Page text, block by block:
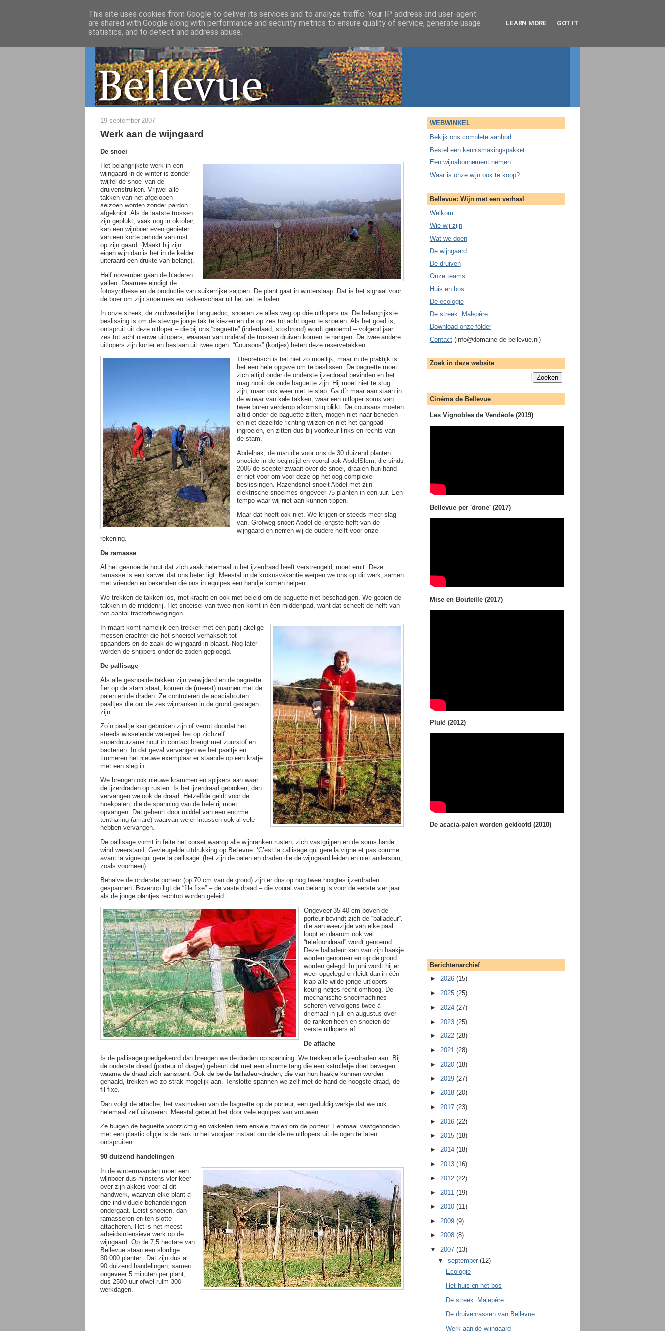
19 september 2007
Werk aan de wijngaard
De snoei
Het belangrijkste werk in een
wijngaard in de winter is zonder
twijfel de snoei van de
druivenstruiken. Vrijwel alle
takken van het afgelopen
seizoen worden zonder pardon
afgeknipt. Als de laatste trossen
zijn geplukt, vaak nog in oktober,
kan een wijnboer even genieten
van een korte periode van rust
op zijn gaard. (Maakt hij zijn
eigen wijn dan is het in de kelder
uiteraard een drukte van belang).
Half november gaan de bladeren
vallen. Daarmee eindigt de
fotosynthese en de productie van suikerrijke sappen. De plant gaat in winterslaap. Dat is het signaal voor
de boer om zijn snoeimes en takkenschaar uit het vet te halen.
In onze streek, de zuidwestelijke Languedoc, snoeien ze alles weg op drie uitlopers na. De belangrijkste
beslissing is om de stevige jonge tak te kiezen en die op zes tot acht ogen te snoeien. Als het goed is,
ontspruit uit deze uitloper – die bij ons “baguette” (inderdaad, stokbrood) wordt genoemd – volgend jaar
zes tot acht nieuwe uitlopers, waaraan van onderaf de trossen druiven komen te hangen. De twee andere
uitlopers zijn korter en bestaan uit twee ogen. “Coursons” (kortjes) heten deze reservetakken.
Theoretisch is het niet zo moeilijk, maar in de praktijk is
het een hele opgave om te beslissen. De baguette moet
zich altijd onder de onderste ijzerdraad bevinden en het
mag nooit de oude baguette zijn. Hij moet niet te stug
zijn, maar ook weer niet te slap. Ga d´r maar aan staan in
de wirwar van kale takken, waar een uitloper soms van
twee buren verderop afkomstig blijkt. De coursans moeten
altijd onder de baguette zitten, mogen niet naar beneden
en niet dezelfde richting wijzen en niet het gangpad
ingroeien, en zitten dus bij voorkeur links en rechts van
de stam.
Abdelhak, de man die voor ons de 30 duizend planten
snoeide in de begintijd en vooral ook AbdelSlem, die sinds
2006 de scepter zwaait over de snoei, draaien hun hand
er niet voor om voor deze op het oog complexe
beslissingen. Razendsnel snoeit Abdel met zijn
elektrische snoeimes ongeveer 75 planten in een uur. Een
tempo waar wij niet aan kunnen tippen.
Maar dat hoeft ook niet. We krijgen er steeds meer slag
van. Grofweg snoeit Abdel de jongste helft van de
wijngaard en nemen wij de oudere helft voor onze
rekening.
De ramasse
Al het gesnoeide hout dat zich vaak helemaal in het ijzerdraad heeft verstrengeld, moet eruit. Deze
ramasse is een karwei dat ons beter ligt. Meestal in de krokusvakantie werpen we ons op dit werk, samen
met vrienden en bekenden die ons in equipes een handje komen helpen.
We trekken de takken los, met kracht en ook met beleid om de baguette niet beschadigen. We gooien de
takken in de middenrij. Het snoeisel van twee rijen komt in één middenpad, want dat scheelt de helft van
het aantal tractorbewegingen.
In maart komt namelijk een trekker met een partij akelige
messen erachter die het snoeisel verhakselt tot
spaanders en de zaak de wijngaard in blaast. Nog later
worden de snippers onder de zoden geploegd.
De pallisage
Als alle gesnoeide takken zijn verwijderd en de baguette
fier op de stam staat, komen de (meest) mannen met de
palen en de draden. Ze controleren de acaciahouten
paaltjes die om de zes wijnranken in de grond geslagen
zijn.
Zo´n paaltje kan gebroken zijn of verrot doordat het
steeds wisselende waterpeil het op zichzelf
superduurzame hout in contact brengt met zuurstof en
bacteriën. In dat geval vervangen we het paaltje en
timmeren het nieuwe exemplaar er staande op een kratje
met een sleg in.
We brengen ook nieuwe krammen en spijkers aan waar
de ijzerdraden op rusten. Is het ijzerdraad gebroken, dan
vervangen we ook de draad. Hetzelfde geldt voor de
hoekpalen, die de spanning van de hele rij moet
opvangen. Dat gebeurt door middel van een enorme
tentharing (amare) waarvan we er intussen ook al vele
hebben vervangen.
De pallisage vormt in feite het corset waarop alle wijnranken rusten, zich vastgrijpen en de soms harde
wind weerstand. Gevleugelde uitdrukking op Bellevue: ‘C’est la pallisage qui gere la vigne et pas comme
avant la vigne qui gere la pallisage’ (het zijn de palen en draden die de wijngaard leiden en niet andersom,
zoals voorheen).
Behalve de onderste porteur (op 70 cm van de grond) zijn er dus op nog twee hoogtes ijzerdraden
gespannen. Bovenop ligt de “file fixe” – de vaste draad – die vooral van belang is voor de eerste vier jaar
als de jonge plantjes rechtop worden geleid.
Ongeveer 35-40 cm boven de
porteur bevindt zich de “balladeur”,
die aan weerzijde van elke paal
loopt en daarom ook wel
“telefoondraad” wordt genoemd.
Deze balladeur kan van zijn haakje
worden genomen en op de grond
worden gelegd. In juni wordt hij er
weer opgelegd en leidt dan in één
klap alle wilde jonge uitlopers
keurig netjes recht omhoog. De
mechanische snoeimachines
scheren vervolgens twee à
driemaal in juli en augustus over
de ranken heen en snoeien de
verste uitlopers af.
De attache
Is de pallisage goedgekeurd dan brengen we de draden op spanning. We trekken alle ijzerdraden aan. Bij
de onderste draad (porteur of drager) gebeurt dat met een slimme tang die een katrolletje doet bewegen
waarna de draad zich aanspant. Ook de beide balladeur-draden, die van hun haakje kunnen worden
gehaald, trekken we zo strak mogelijk aan. Tenslotte spannen we zelf met de hand de hoogste draad, de
fil fixe.
Dan volgt de attache, het vastmaken van de baguette op de porteur, een geduldig werkje dat we ook
helemaal zelf uitvoeren. Meestal gebeurt het door vele equipes van vrouwen.
Ze buigen de baguette voorzichtig en wikkelen hem enkele malen om de porteur. Eenmaal vastgebonden
met een plastic clipje is de rank in het voorjaar instaat om de kleine uitlopers uit de ogen te laten
ontspruiten.
90 duizend handelingen
In de wintermaanden moet een
wijnboer dus minstens vier keer
over zijn akkers voor al dit
handwerk, waarvan elke plant al
drie individuele behandelingen
ondergaat. Eerst snoeien, dan
ramasseren en ten slotte
attacheren. Het is het meest
arbeidsintensieve werk op de
wijngaard. Op de 7,5 hectare van
Bellevue staan een slordige
30.000 planten. Dat zijn dus al
90 duizend handelingen, samen
ongeveer 5 minuten per plant,
dus 2500 uur ofwel ruim 300
werkdagen.
WEBWINKEL
Bekijk ons complete aanbod
Bestel een kennismakingspakket
Een wijnabonnement nemen
Waar is onze wijn ook te koop?
Bellevue: Wijn met een verhaal
Welkom
Wie wij zijn
Wat we doen
De wijngaard
De druiven
Onze teams
Huis en bos
De ecologie
De streek: Malepère
Download onze folder
Contact(info@domaine-de-bellevue.nl)
Zoek in deze website
Cinéma de Bellevue
Les Vignobles de Vendéole (2019)
Bellevue per 'drone' (2017)
Mise en Bouteille (2017)
Pluk! (2012)
De acacia-palen worden gekloofd (2010)
Berichtenarchief
► 2026 (15)
► 2025 (25)
► 2024 (27)
► 2023 (25)
► 2022 (28)
► 2021 (28)
► 2020 (18)
► 2019 (27)
► 2018 (20)
► 2017 (23)
► 2016 (22)
► 2015 (18)
► 2014 (18)
► 2013 (16)
► 2012 (22)
► 2011 (19)
► 2010 (11)
► 2009 (9)
► 2008 (8)
▼ 2007 (13)
▼september(12)
Ecologie
Het huis en het bos
De streek: Malepère
De druivenrassen van Bellevue
Werk aan de wijngaard
This site uses cookies from Google to deliver its services and to analyze traffic. Your IP address and user-agent
are shared with Google along with performance and security metrics to ensure quality of service, generate usage
statistics, and to detect and address abuse.
LEARN MORE GOT IT